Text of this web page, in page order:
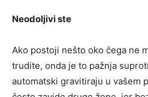
Neodoljivi ste
Ako postoji nešto oko čega ne
trudite, onda je to pažnja
automatski gravitiraju u vašem